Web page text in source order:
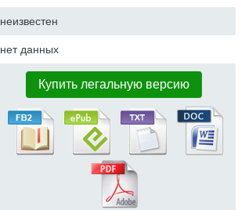
неизвестен
нет данных
Купить легальную версию